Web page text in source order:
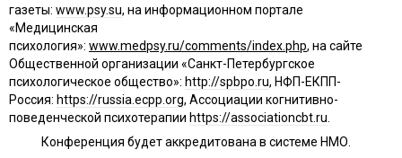
газеты: www.psy.su, на информационном портале
«Медицинская
психология»: www.medpsy.ru/comments/index.php, на сайте
Общественной организации «Санкт-Петербургское
психологическое общество»: http://spbpo.ru, НФП-ЕКПП-
Россия: https://russia.ecpp.org, Ассоциации когнитивно-
поведенческой психотерапии https://associationcbt.ru
Конференция будет аккредитована в системе НМО.